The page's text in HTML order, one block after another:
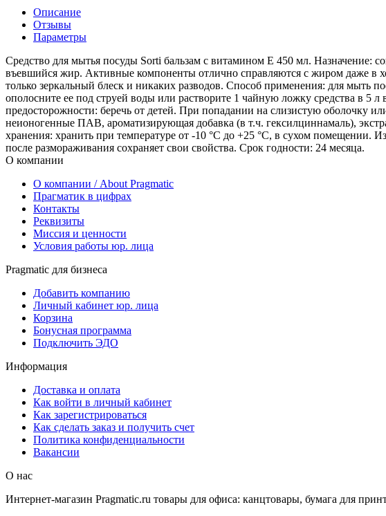
Описание
Отзывы
Параметры
Средство для мытья посуды Sorti бальзам с витамином Е 450 мл. Назначение:
въевшийся жир. Активные компоненты отлично справляются с жиром даже в
только зеркальный блеск и никаких разводов. Способ применения: для мыть
ополосните ее под струей воды или растворите 1 чайную ложку средства в
предосторожности: беречь от детей. При попадании на слизистую оболочку
неионогенные ПАВ, ароматизирующая добавка (в т.ч. гексилциннамаль),
хранения: хранить при температуре от -10 °С до +25 °С, в сухом помещении.
после размораживания сохраняет свои свойства. Срок годности: 24 месяца.
О компании
О компании / About Pragmatic
Прагматик в цифрах
Контакты
Реквизиты
Миссия и ценности
Условия работы юр. лица
Pragmatic для бизнеса
Добавить компанию
Личный кабинет юр. лица
Корзина
Бонусная программа
Подключить ЭДО
Информация
Доставка и оплата
Как войти в личный кабинет
Как зарегистрироваться
Как сделать заказ и получить счет
Политика конфиденциальности
Вакансии
О нас
Интернет-магазин Pragmatic.ru товары для офиса: канцтовары, бумага для